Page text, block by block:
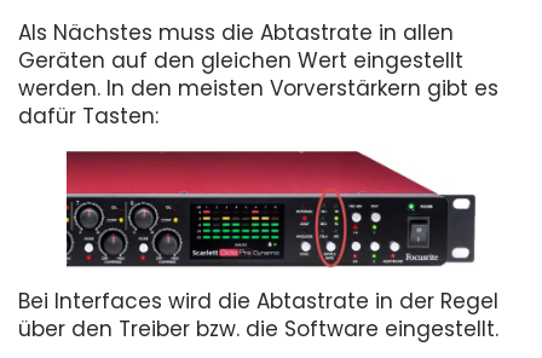
Als Nächstes muss die Abtastrate in allen
Geräten auf den gleichen Wert eingestellt
werden. In den meisten Vorverstärkern gibt es
dafür Tasten:
Bei Interfaces wird die Abtastrate in der Regel
über den Treiber bzw. die Software eingestellt.